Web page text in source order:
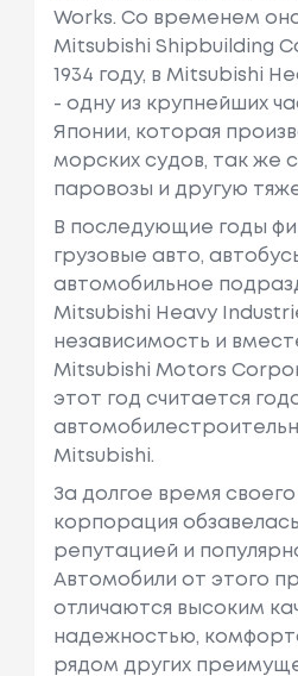
Works. Со временем
Mitsubishi Shipbuilding
1934 году, в Mitsubishi
- одну из крупнейших
Японии, которая
морских судов, так же
паровозы и другую
В последующие годы
грузовые авто,
автомобильное
Mitsubishi Heavy
независимость и
Mitsubishi Motors
этот год считается
Mitsubishi.
За долгое время
корпорация
репутацией и
Автомобили от этого
отличаются высоким
надежностью,
рядом других